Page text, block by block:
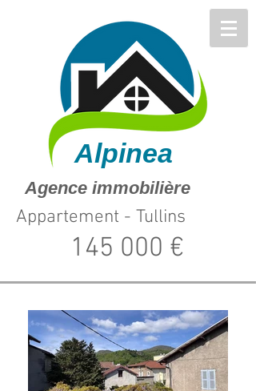
Alpinea
Agence immobilière
Appartement - Tullins
145 000 €